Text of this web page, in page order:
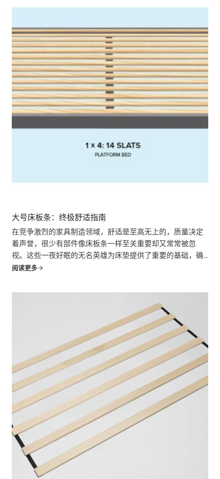
大号床板条：终极舒适指南
在竞争激烈的家具制造领域，舒适是至高无上的，质量决定
着声誉，很少有部件像床板条一样至关重要却又常常被忽
视。这些一夜好眠的无名英雄为床垫提供了重要的基础，确
保了适当的重量分布，促进了透气性，并最终决定了床垫的
阅读更多